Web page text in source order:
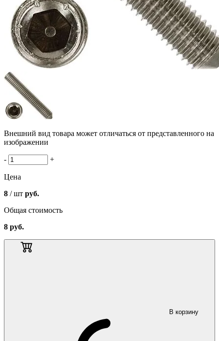
Внешний вид товара может отличаться от представленного на
изображении
- +
Цена
8 / шт руб.
Общая стоимость
8 руб.
В корзину